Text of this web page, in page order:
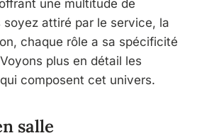
une multitude de
soyez attiré par le service, la
chaque rôle a sa spécificité
plus en détail les
composent cet univers.
salle